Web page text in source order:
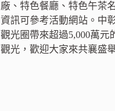
廠、特色餐廳、特色午茶
資訊可參考活動網站。中
觀光圈帶來超過5,000萬
觀光，歡迎大家來共襄盛